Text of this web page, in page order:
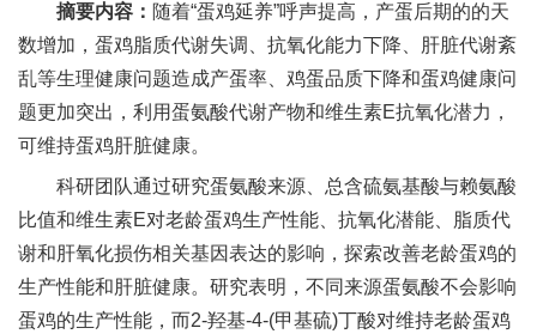
台
成
果
化
人
摘要内容： 随着“蛋鸡延养”呼声提高，产蛋后期的的天
数增加，蛋鸡脂质代谢失调、抗氧化能力下降、肝脏代谢紊
乱等生理健康问题造成产蛋率、鸡蛋品质下降和蛋鸡健康问
题更加突出，利用蛋氨酸代谢产物和维生素E抗氧化潜力，
可维持蛋鸡肝脏健康。
科研团队通过研究蛋氨酸来源、总含硫氨基酸与赖氨酸
比值和维生素E对老龄蛋鸡生产性能、抗氧化潜能、脂质代
谢和肝氧化损伤相关基因表达的影响，探索改善老龄蛋鸡的
生产性能和肝脏健康。研究表明，不同来源蛋氨酸不会影响
蛋鸡的生产性能，而2-羟基-4-(甲基硫)丁酸对维持老龄蛋鸡